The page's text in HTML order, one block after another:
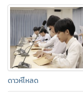
ดาวห์โหลด